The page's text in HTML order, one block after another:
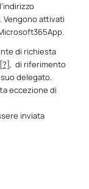
Vengono attivati
di richiesta
, di riferimento
delegato.
eccezione di
inviata